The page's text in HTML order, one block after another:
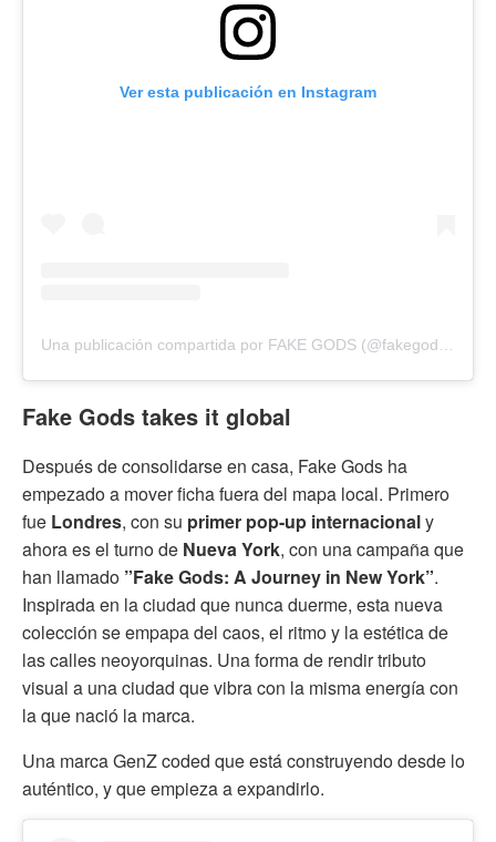
Ver esta publicación en Instagram
Fake Gods takes it global
Después de consolidarse en casa, Fake Gods ha
empezado a mover ficha fuera del mapa local. Primero
fue Londres, con su primer pop-up internacionaly
ahora es el turno de Nueva York, con una campaña que
han llamado ”Fake Gods: A Journey in New York”.
Inspirada en la ciudad que nunca duerme, esta nueva
colección se empapa del caos, el ritmo y la estética de
las calles neoyorquinas. Una forma de rendir tributo
visual a una ciudad que vibra con la misma energía con
la que nació la marca.
Una marca GenZ coded que está construyendo desde lo
auténtico, y que empieza a expandirlo.